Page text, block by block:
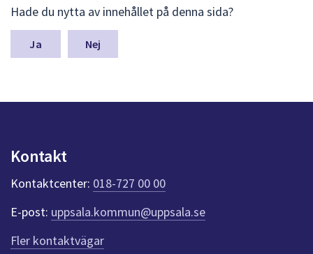
ä
m
a
n
k
t
e
r
f
ö
r
Hade du nytta av innehållet på denna sida?
Nej
Kontakt
Kontaktcenter: 018-727 00 00
E-post: uppsala.kommun@uppsala.se
Fler kontaktvägar